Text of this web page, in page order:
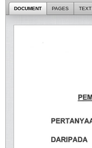
DOCUMENT PAGES TEXT